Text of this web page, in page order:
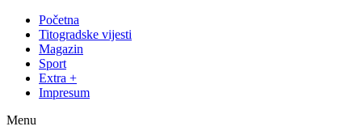
Početna
Titogradske vijesti
Magazin
Sport
Extra +
Impresum
Menu